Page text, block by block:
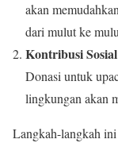
akan
dari mulut ke
Kontribusi
Donasi untuk
lingkungan akan
Langkah-langkah